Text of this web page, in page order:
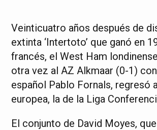
Veinticuatro años después de
extinta ‘Intertoto’ que ganó en
francés, el West Ham
otra vez al AZ Alkmaar (0-1)
español Pablo Fornals, regresó
europea, la de la Liga
El conjunto de David Moyes,